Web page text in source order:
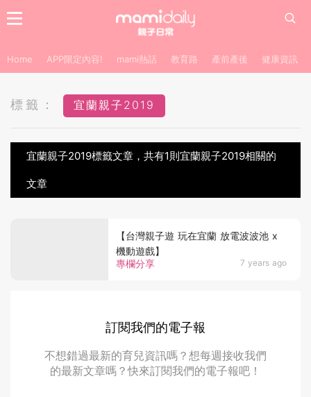
Home APP限定內容! mami熱話 教育路 產前產後 健康資訊
標籤： 宜蘭親子2019
宜蘭親子2019標籤文章，共有1則宜蘭親子2019相關的
文章
專欄分享 7 years ago
【台灣親子遊 玩在宜蘭 放電波波池 x
機動遊戲】
訂閱我們的電子報
不想錯過最新的育兒資訊嗎？想每週接收我們
的最新文章嗎？快來訂閱我們的電子報吧！